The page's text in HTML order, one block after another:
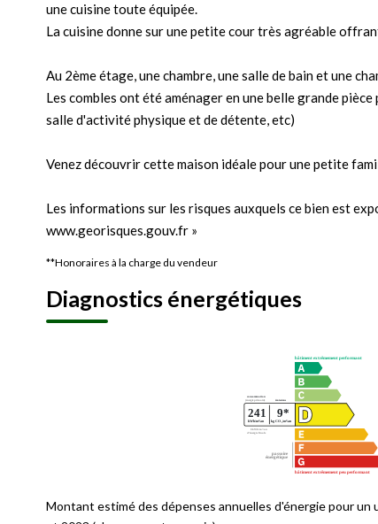
une cuisine toute équipée.
La cuisine donne sur une petite cour très agréable
Au 2ème étage, une chambre, une salle de bain et une
Les combles ont été aménager en une belle grande
salle d'activité physique et de détente, etc)
Venez découvrir cette maison idéale pour une petite
Les informations sur les risques auxquels ce bien est
www.georisques.gouv.fr »
**Honoraires à la charge du vendeur
Diagnostics énergétiques
Montant estimé des dépenses annuelles d'énergie pour